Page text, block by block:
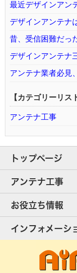
最近デザインアン
デザインアンテナ
昔、受信困難だっ
デザインアンテナ
アンテナ業者必見
【カテゴリーリス
アンテナ工事
トップページ
工事スケジュール
当社が選ばれる理由
出張エリア
アンテナ工事
アンテナ工事・料金
UHFアンテナ工事
配線ケーブル追加
お役立ち情報
ご相談事例
アンテナの種類
工事について
インフォメーシ